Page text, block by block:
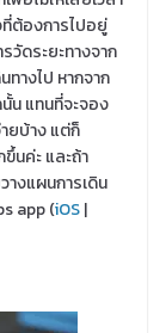
ที่ต้องการไปอยู่
วัดระยะทางจาก
างไป หากจาก
น แทนที่จะจอง
ยบ้าง แต่ก็
ขึ้นค่ะ และถ้า
างแผนการเดิน
app (iOS|